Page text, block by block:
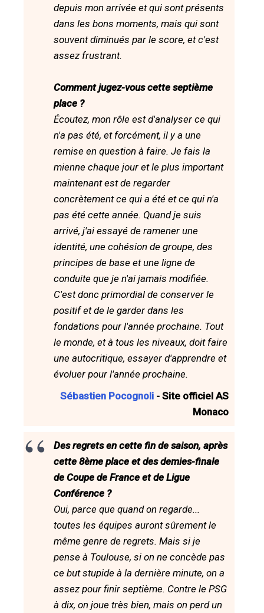
depuis mon arrivée et qui sont présents
dans les bons moments, mais qui sont
souvent diminués par le score, et c'est
assez frustrant.
Comment jugez-vous cette septième
place ?
Écoutez, mon rôle est d'analyser ce qui
n'a pas été, et forcément, il y a une
remise en question à faire. Je fais la
mienne chaque jour et le plus important
maintenant est de regarder
concrètement ce qui a été et ce qui n'a
pas été cette année. Quand je suis
arrivé, j'ai essayé de ramener une
identité, une cohésion de groupe, des
principes de base et une ligne de
conduite que je n'ai jamais modifiée.
C'est donc primordial de conserver le
positif et de le garder dans les
fondations pour l'année prochaine. Tout
le monde, et à tous les niveaux, doit faire
une autocritique, essayer d'apprendre et
évoluer pour l'année prochaine.
Sébastien Pocognoli - Site officiel AS
Monaco
Des regrets en cette fin de saison, après
cette 8ème place et des demies-finale
de Coupe de France et de Ligue
Conférence ?
Oui, parce que quand on regarde...
toutes les équipes auront sûrement le
même genre de regrets. Mais si je
pense à Toulouse, si on ne concède pas
ce but stupide à la dernière minute, on a
assez pour finir septième. Contre le PSG
à dix, on joue très bien, mais on perd un